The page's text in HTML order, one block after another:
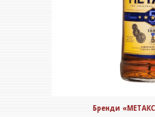
Бренди